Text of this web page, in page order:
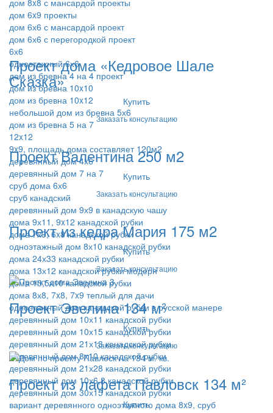
дом 8x8 с мансардой проекты
дом 6x9 проекты
дом 6х6 с мансардой проект
дом 6х6 с перегородкой проект
6х6
одноэтажный 6х6
дом из бревна 4 на 4 проект
дом из бревна 10x10
дом из бревна 10x12
небольшой дом из бревна 5х6
дом из бревна 5 на 7
12x12
9x9, площадь дома составляет 120м2
деревянный дом 4x6
деревянный дом 7 на 7
сруб дома 6х6
сруб канадский
деревянный дом 9х9 в канадскую чашу
дома 9х11, 9x12 канадской рубки
дома 7х9, 6x8 канадской рубки
одноэтажный дом 8х10 канадской рубки
дома 24х33 канадской рубки
дома 13х12 канадской рубки модерн
дома 13,5х10 канадской рубки
дома 8х8, 7x8, 7x9 теплый для дачи
одноэтажный дом канадской рубки в русской манере
деревянный дом 10х11 канадской рубки
деревянный дом 10х15 канадской рубки
деревянный дом 21х13 канадской рубки
деревянный дом 8x10 канадской рубки
деревянный дом 21х28 канадской рубки
деревянный дом 10х6,8 канадской рубки
деревянный дом 30х15 канадской рубки
вариант деревянного одноэтажного дома 8x9, сруб
Проект дома «Кедровое Шале
Сказка»
Купить
Заказать консультацию
Проект Валентина 250 м2
Купить
Заказать консультацию
Проект из кедра Мария 175 м2
Купить
Заказать консультацию
Проект Эвелина 134 м²
Купить
Заказать консультацию
Проект из лафета Павловск 134 м²
Купить